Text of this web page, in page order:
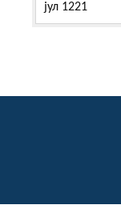
јул 1221